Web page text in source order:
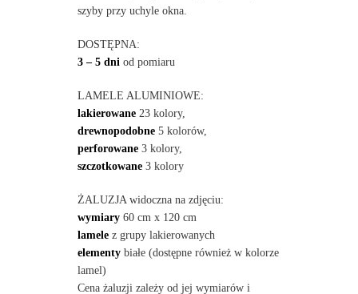
szyby przy uchyle okna.
DOSTĘPNA:
3 – 5 dni od pomiaru
LAMELE ALUMINIOWE:
lakierowane23 kolory,
drewnopodobne5 kolorów,
perforowane3 kolory,
szczotkowane3 kolory
ŻALUZJA widoczna na zdjęciu:
wymiary60 cm x 120 cm
lamelez grupy lakierowanych
elementybiałe (dostępne również w kolorze
lamel)
Cena żaluzji zależy od jej wymiarów i